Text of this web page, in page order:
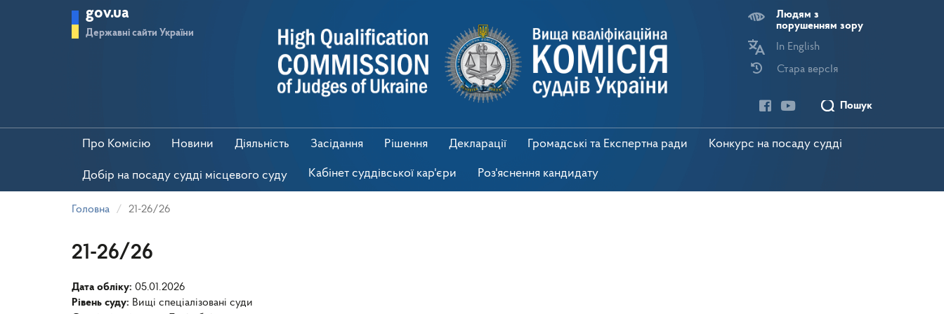
gov.ua
Державні сайти України
Людям з
порушенням зору
In English
Стара версІя
Пошук
Про Комісію Новини Діяльність Засідання Рішення Декларації Громадські та Експертна ради Конкурс на посаду судді
Добір на посаду судді місцевого суду Кабінет суддівської кар'єри Роз'яснення кандидату
Головна 21-26/26
21-26/26
Дата обліку: 05.01.2026
Рівень суду: Вищі спеціалізовані суди